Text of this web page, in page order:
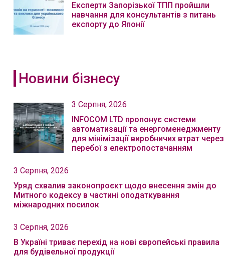
Експерти Запорізької ТПП пройшли
навчання для консультантів з питань
експорту до Японії
Новини бізнесу
3 Серпня, 2026
INFOCOM LTD пропонує системи
автоматизації та енергоменеджменту
для мінімізації виробничих втрат через
перебої з електропостачанням
3 Серпня, 2026
Уряд схвалив законопроєкт щодо внесення змін до
Митного кодексу в частині оподаткування
міжнародних посилок
3 Серпня, 2026
В Україні триває перехід на нові європейські правила
для будівельної продукції